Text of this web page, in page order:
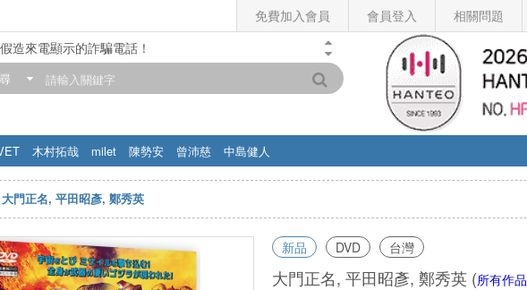
免費加入會員 會員登入 相關問題
造來電顯示的詐騙電話！
市營業時間調整公告】
木村拓哉 milet 陳勢安 曾沛慈 中島健人
大門正名, 平田昭彥, 鄭秀英
新品 DVD 台灣
大門正名, 平田昭彥, 鄭秀英 (所有作品